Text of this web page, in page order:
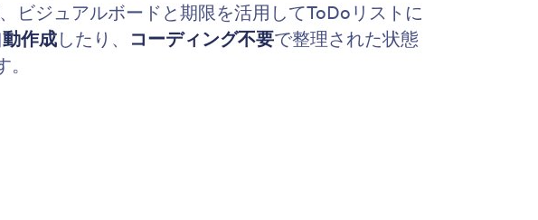
ビジュアルボードと期限を活用してToDoリストに
作成したり、 コーディング不要で整理された状態